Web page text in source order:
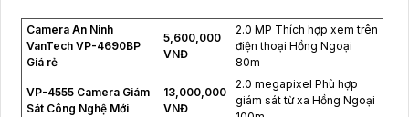
Camera An Ninh
VanTech VP-4690BP
Giá rẻ
5,600,000
VNĐ
2.0 MP Thích hợp xem trên
điện thoại Hồng Ngoại
80m
VP-4555 Camera Giám
Sát Công Nghệ Mới
13,000,000
VNĐ
2.0 megapixel Phù hợp
giám sát từ xa Hồng Ngoại